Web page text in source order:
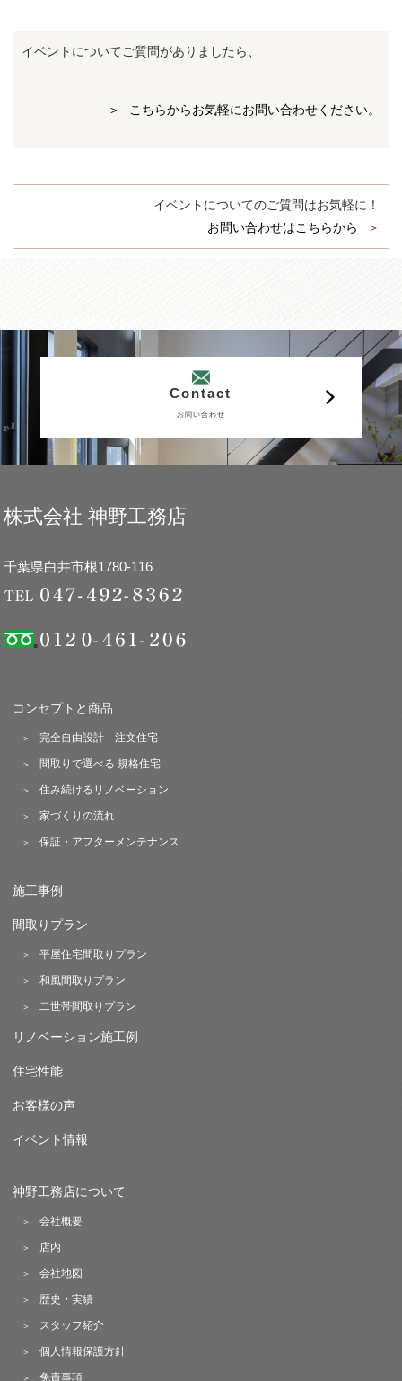
イベントについてご質問がありましたら、
こちらからお気軽にお問い合わせください。
イベントについてのご質問はお気軽に！
お問い合わせはこちらから
Contact
お問い合わせ
株式会社 神野工務店
千葉県白井市根1780-116
コンセプトと商品
完全自由設計 注文住宅
間取りで選べる 規格住宅
住み続けるリノベーション
家づくりの流れ
保証・アフターメンテナンス
施工事例
間取りプラン
平屋住宅間取りプラン
和風間取りプラン
二世帯間取りプラン
リノベーション施工例
住宅性能
お客様の声
イベント情報
神野工務店について
会社概要
店内
会社地図
歴史・実績
スタッフ紹介
個人情報保護方針
免責事項